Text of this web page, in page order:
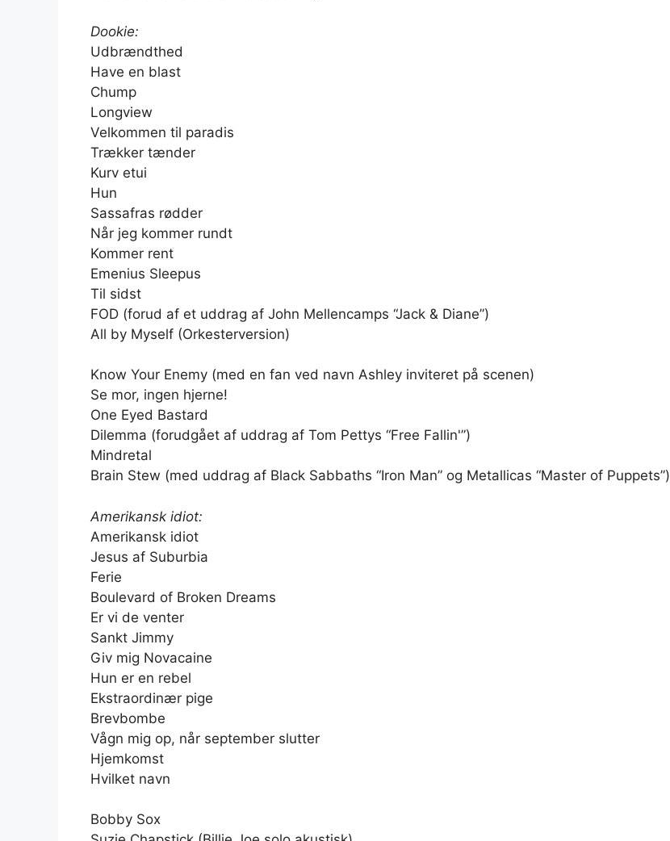
Dookie:
Udbrændthed
Have en blast
Chump
Longview
Velkommen til paradis
Trækker tænder
Kurv etui
Hun
Sassafras rødder
Når jeg kommer rundt
Kommer rent
Emenius Sleepus
Til sidst
FOD (forud af et uddrag af John Mellencamps “Jack & Diane”)
All by Myself (Orkesterversion)
Know Your Enemy (med en fan ved navn Ashley inviteret på scenen)
Se mor, ingen hjerne!
One Eyed Bastard
Dilemma (forudgået af uddrag af Tom Pettys “Free Fallin'”)
Mindretal
Brain Stew (med uddrag af Black Sabbaths “Iron Man” og Metallicas “Master of Puppets”)
Amerikansk idiot:
Amerikansk idiot
Jesus af Suburbia
Ferie
Boulevard of Broken Dreams
Er vi de venter
Sankt Jimmy
Giv mig Novacaine
Hun er en rebel
Ekstraordinær pige
Brevbombe
Vågn mig op, når september slutter
Hjemkomst
Hvilket navn
Bobby Sox